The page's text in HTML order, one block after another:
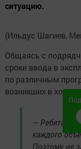
ситуацию.
(Ильдус Шагиев,
Общаясь с
сроки ввода в
по различным
возникших в ходе
— Ребята, вы
каждого
Поэтому не